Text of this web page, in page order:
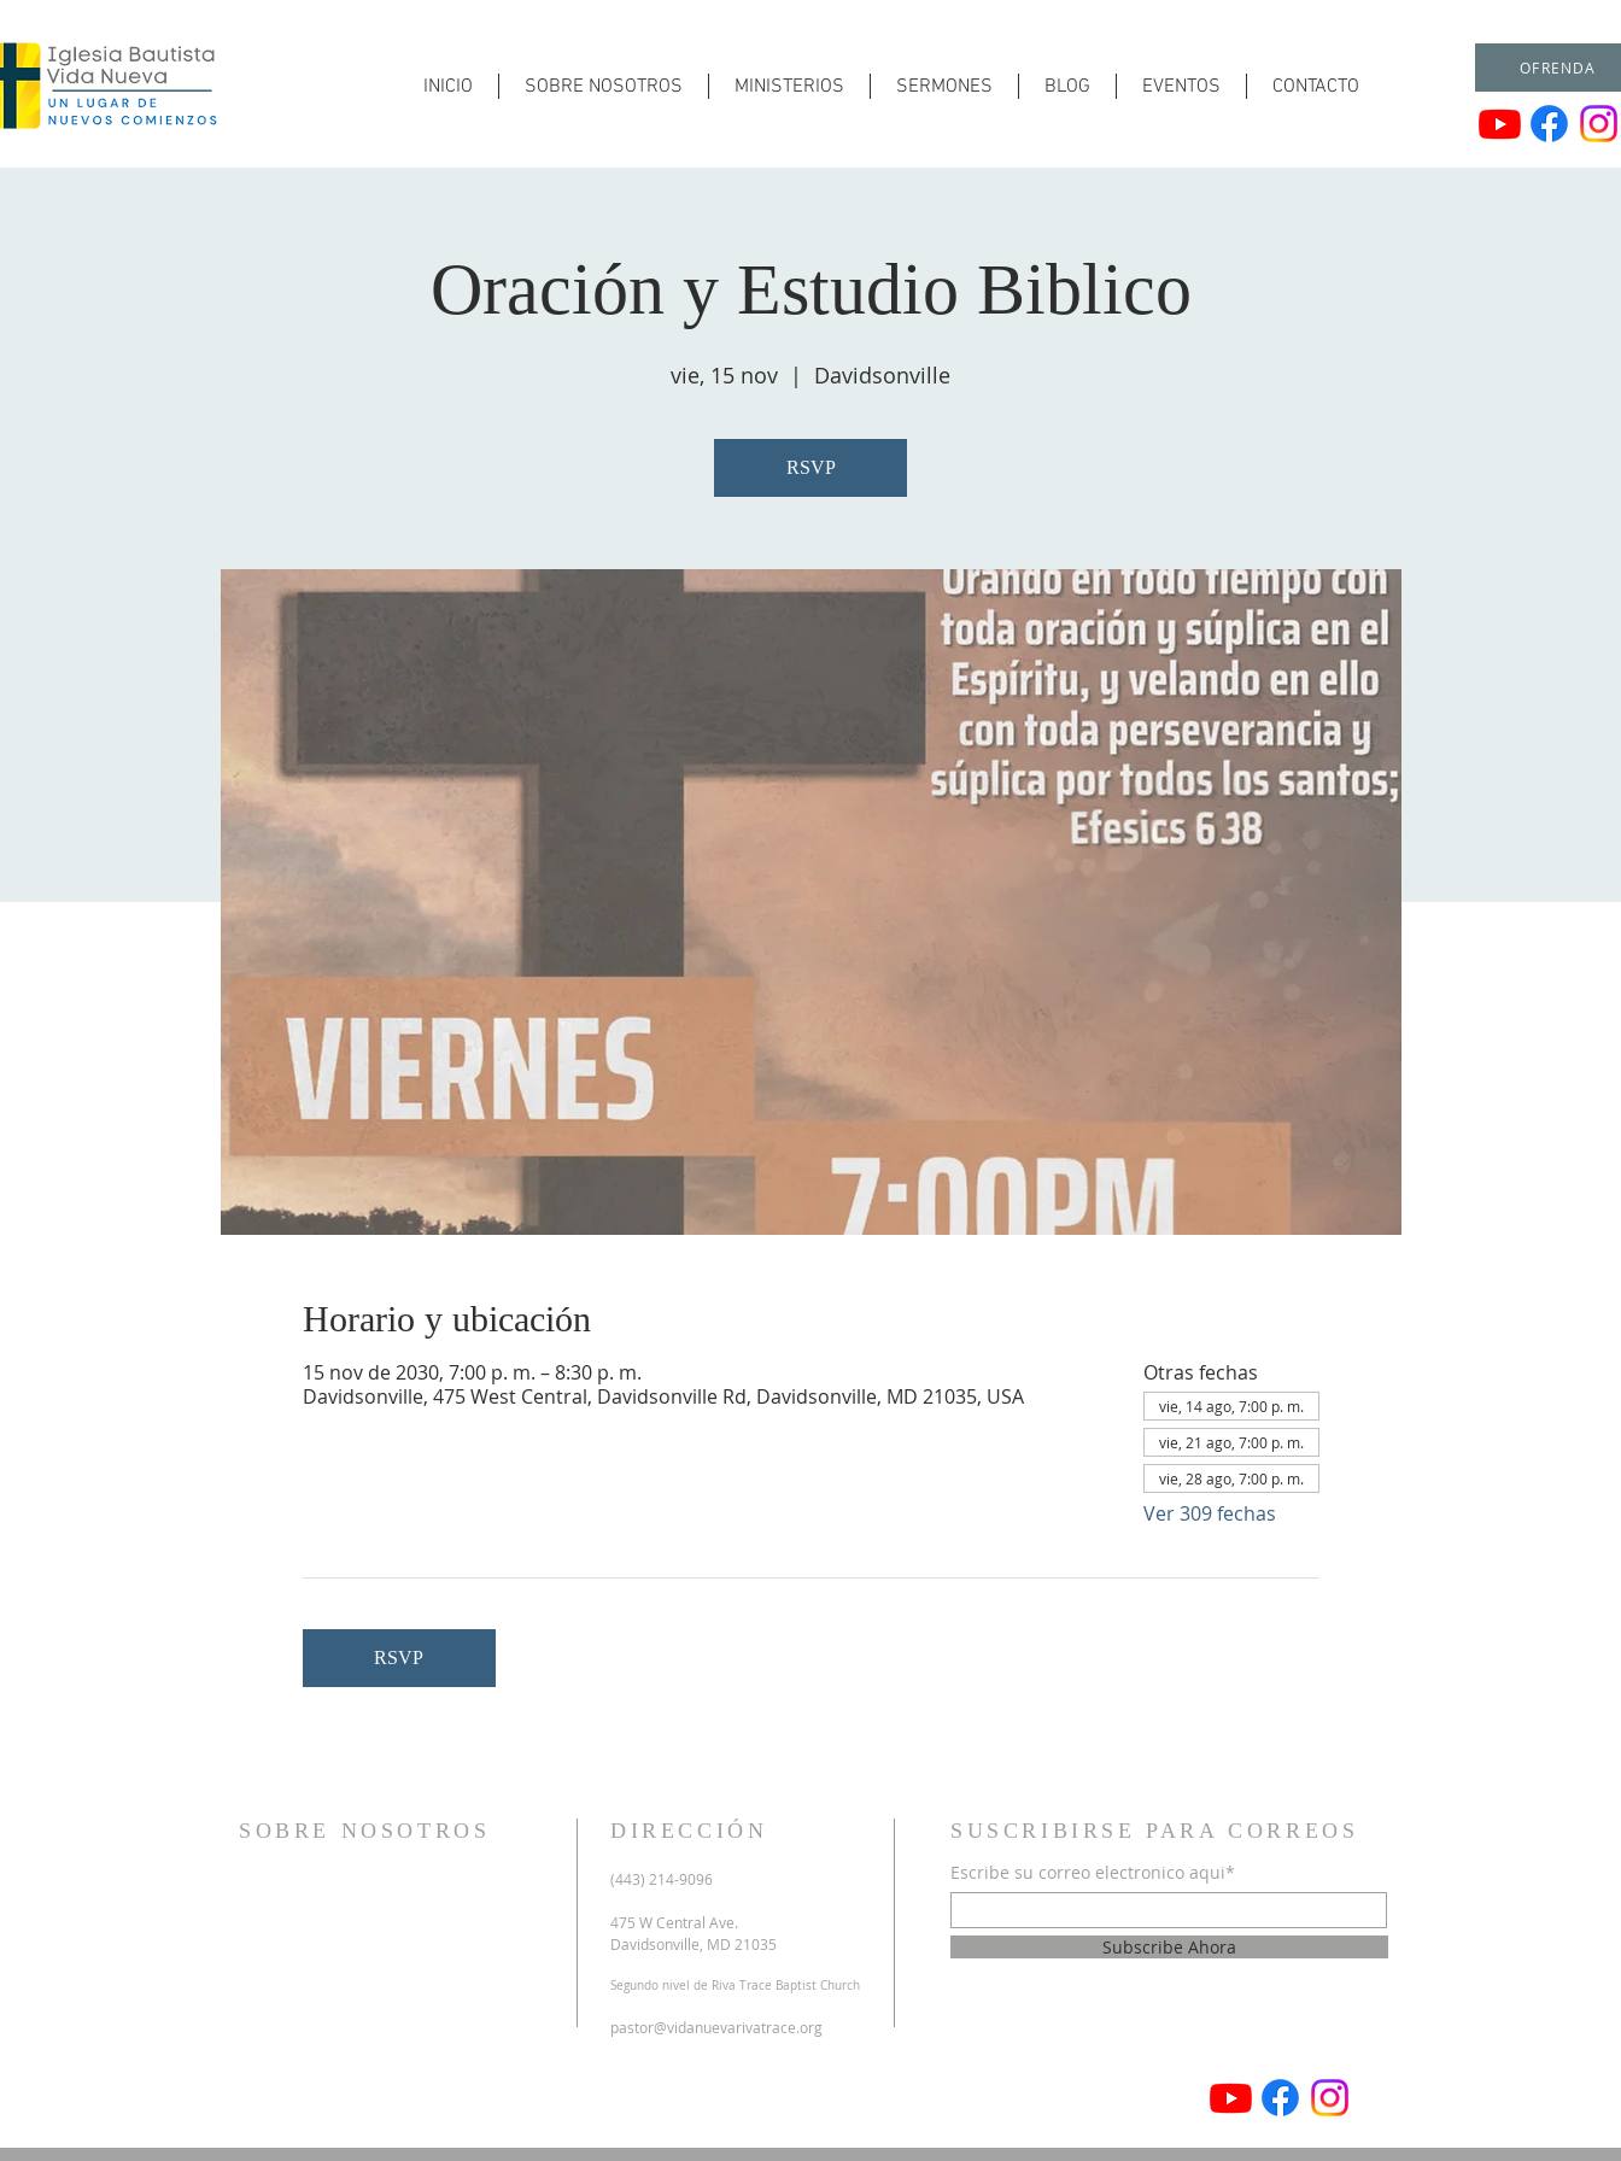
INICIO SOBRE NOSOTROS MINISTERIOS SERMONES BLOG EVENTOS CONTACTO
OFRENDA
Oración y Estudio Biblico
vie, 15 nov
  |
Davidsonville
RSVP
Horario y ubicación
15 nov de 2030, 7:00 p. m. – 8:30 p. m.
Davidsonville, 475 West Central, Davidsonville Rd, Davidsonville, MD 21035, USA
Otras fechas
vie, 14 ago, 7:00 p. m.
vie, 21 ago, 7:00 p. m.
vie, 28 ago, 7:00 p. m.
Ver 309 fechas
RSVP
SOBRE NOSOTROS DIRECCIÓN
(443) 214-9096
475 W Central Ave.
Davidsonville, MD 21035
Segundo nivel de Riva Trace Baptist Church
pastor@vidanuevarivatrace.org
SUSCRIBIRSE PARA CORREOS
Escribe su correo electronico aqui*
Subscribe Ahora